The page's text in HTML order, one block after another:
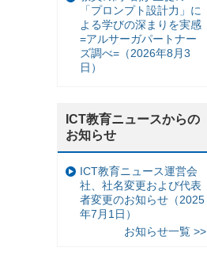
「プロンプト設計力」に
よる学びの深まりを実感
=アルサーガパートナー
ズ調べ=（2026年8月3
日）
ICT教育ニュースからの
お知らせ
ICT教育ニュース運営会
社、社名変更および代表
者変更のお知らせ（2025
年7月1日）
お知らせ一覧 >>